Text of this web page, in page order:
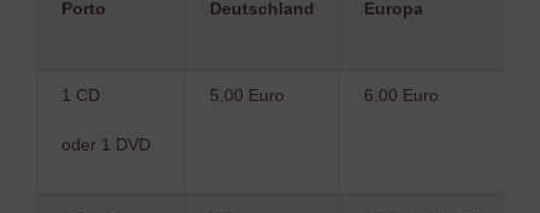
Porto Deutschland Europa
1 CD
oder 1 DVD
5,00 Euro 6,00 Euro